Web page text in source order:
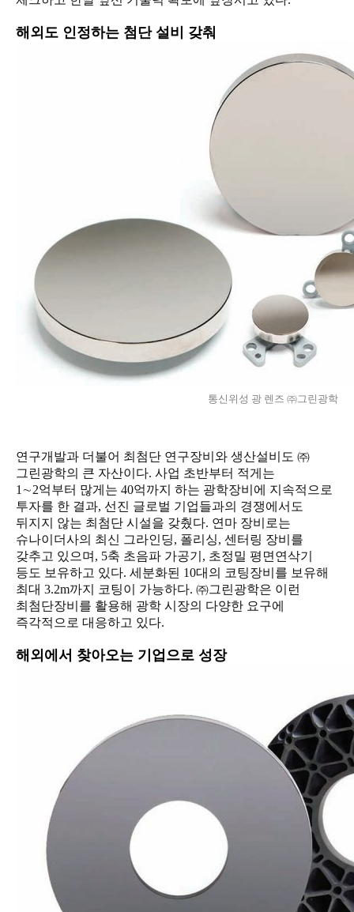
해외도 인정하는 첨단 설비 갖춰
통신위성 광 렌즈 ㈜그린광학
연구개발과 더불어 최첨단 연구장비와 생산설비도 ㈜
그린광학의 큰 자산이다. 사업 초반부터 적게는
1∼2억부터 많게는 40억까지 하는 광학장비에 지속적으로
투자를 한 결과, 선진 글로벌 기업들과의 경쟁에서도
뒤지지 않는 최첨단 시설을 갖췄다. 연마 장비로는
슈나이더사의 최신 그라인딩, 폴리싱, 센터링 장비를
갖추고 있으며, 5축 초음파 가공기, 초정밀 평면연삭기
등도 보유하고 있다. 세분화된 10대의 코팅장비를 보유해
최대 3.2m까지 코팅이 가능하다. ㈜그린광학은 이런
최첨단장비를 활용해 광학 시장의 다양한 요구에
즉각적으로 대응하고 있다.
해외에서 찾아오는 기업으로 성장